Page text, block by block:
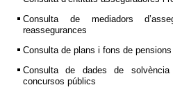
Consulta de mediadors
reassegurances
Consulta de plans i fons de pensions
Consulta de dades de
concursos públics